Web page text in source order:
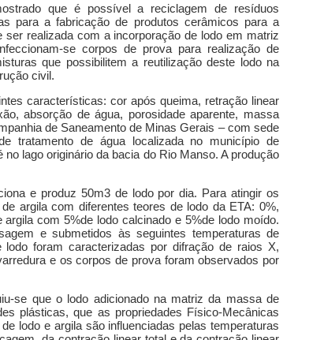
que é possível a reciclagem de resíduos
para a fabricação de produtos cerâmicos para a
realizada com a incorporação de lodo em matriz
se corpos de prova para realização de
que possibilitem a reutilização deste lodo na
civil.
características: cor após queima, retração linear
absorção de água, porosidade aparente, massa
de Saneamento de Minas Gerais – com sede
tratamento de água localizada no município de
lago originário da bacia do Rio Manso. A produção
e produz 50m3 de lodo por dia. Para atingir os
argila com diferentes teores de lodo da ETA: 0%,
com 5%de lodo calcinado e 5%de lodo moído.
e submetidos às seguintes temperaturas de
lodo foram caracterizadas por difração de raios X,
e os corpos de prova foram observados por
se que o lodo adicionado na matriz da massa de
plásticas, que as propriedades Físico-Mecânicas
lodo e argila são influenciadas pelas temperaturas